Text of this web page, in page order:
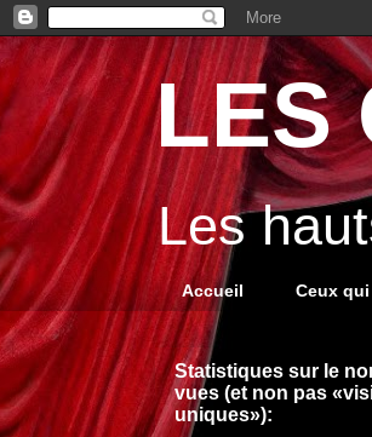
LES
Les
Accueil Ceux
Statistiques sur le
vues (et non pas
uniques»):